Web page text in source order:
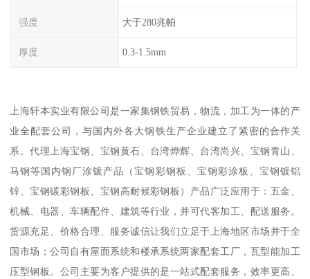
强度 大于280兆帕
厚度 0.3-1.5mm
上海轩本实业有限公司是一家集钢铁贸易，物流，加工为一体的产
业全配套公司，与国内外各大钢铁生产企业建立了紧密的合作关
系。代理上海宝钢、宝钢黄石、台湾烨辉、台湾尚兴、宝钢青山、
马钢等国内钢厂涂镀产品（宝钢彩钢板、宝钢彩涂板、宝钢镀铝
锌、宝钢碳彩钢板、宝钢高耐候彩钢板）产品广泛应用于：五金、
机械、电器、车辆配件、建筑等行业，并可代客加工、配送服务。
货源充足、价格合理、服务诚信让我们立足于上海地区市场并于全
国市场；公司自有屋面系统和楼承系统两家配套工厂，瓦型能加工
压型钢板。公司主要为客户提供的是一站式配套服务，效率更高、